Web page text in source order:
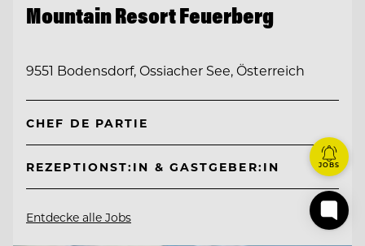
Mountain Resort Feuerberg
9551 Bodensdorf, Ossiacher See, Österreich
CHEF DE PARTIE
REZEPTIONST:IN & GASTGEBER:IN
Entdecke alle Jobs
JOBS